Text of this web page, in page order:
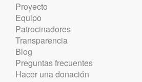
Proyecto
Equipo
Patrocinadores
Transparencia
Blog
Preguntas frecuentes
Hacer una donación